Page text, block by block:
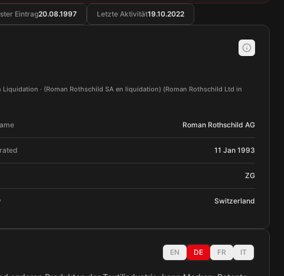
Eintrag20.08.1997 Letzte Aktivität19.10.2022
· (Roman Rothschild SA en liquidation) (Roman Rothschild Ltd in
Roman Rothschild AG
11 Jan 1993
ZG
Switzerland
EN DE FR IT